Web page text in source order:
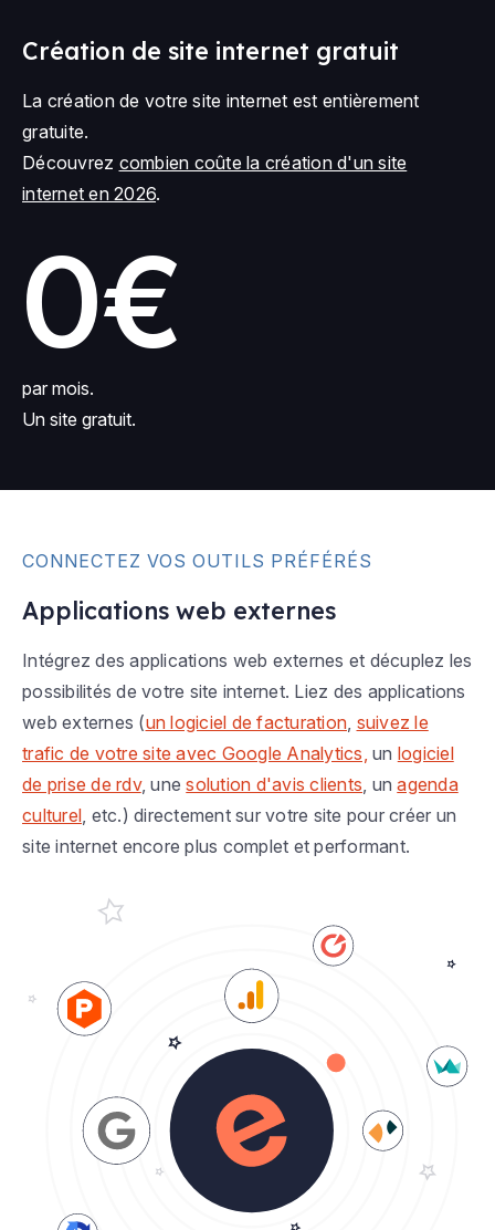
Création de site internet gratuit
La création de votre site internet est entièrement
gratuite.
Découvrez combien coûte la création d'un site
internet en 2026.
0€
par mois.
Un site gratuit.
CONNECTEZ VOS OUTILS PRÉFÉRÉS
Applications web externes
Intégrez des applications web externes et décuplez les
possibilités de votre site internet. Liez des applications
web externes (un logiciel de facturation, suivez le
trafic de votre site avec Google Analytics, un logiciel
de prise de rdv, unesolution d'avis clients, unagenda
culturel, etc.) directement sur votre site pour créer un
site internet encore plus complet et performant.